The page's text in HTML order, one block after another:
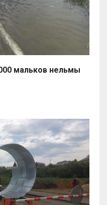
мальков нельмы